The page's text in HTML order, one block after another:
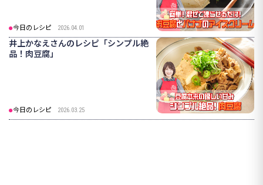
今日のレシピ 2026.04.01
井上かなえさんのレシピ「シンプル絶
品！肉豆腐」
今日のレシピ 2026.03.25